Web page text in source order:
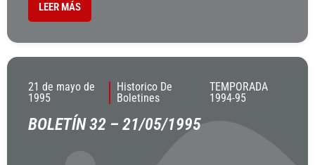
LEER MÁS
21 de mayo de
1995
Historico De
Boletines
TEMPORADA
1994-95
BOLETÍN 32 – 21/05/1995